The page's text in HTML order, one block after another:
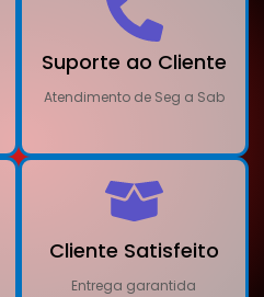
Suporte ao Cliente
Atendimento de Seg a Sab
Cliente Satisfeito
Entrega garantida